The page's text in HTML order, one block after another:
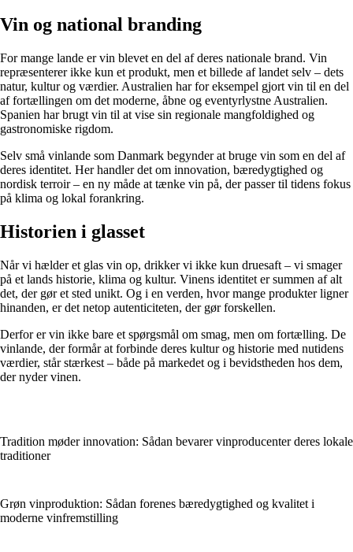
Vin og national branding
For mange lande er vin blevet en del af deres nationale brand. Vin
repræsenterer ikke kun et produkt, men et billede af landet selv – dets
natur, kultur og værdier. Australien har for eksempel gjort vin til en del
af fortællingen om det moderne, åbne og eventyrlystne Australien.
Spanien har brugt vin til at vise sin regionale mangfoldighed og
gastronomiske rigdom.
Selv små vinlande som Danmark begynder at bruge vin som en del af
deres identitet. Her handler det om innovation, bæredygtighed og
nordisk terroir – en ny måde at tænke vin på, der passer til tidens fokus
på klima og lokal forankring.
Historien i glasset
Når vi hælder et glas vin op, drikker vi ikke kun druesaft – vi smager
på et lands historie, klima og kultur. Vinens identitet er summen af alt
det, der gør et sted unikt. Og i en verden, hvor mange produkter ligner
hinanden, er det netop autenticiteten, der gør forskellen.
Derfor er vin ikke bare et spørgsmål om smag, men om fortælling. De
vinlande, der formår at forbinde deres kultur og historie med nutidens
værdier, står stærkest – både på markedet og i bevidstheden hos dem,
der nyder vinen.
Tradition møder innovation: Sådan bevarer vinproducenter deres lokale
traditioner
Grøn vinproduktion: Sådan forenes bæredygtighed og kvalitet i
moderne vinfremstilling